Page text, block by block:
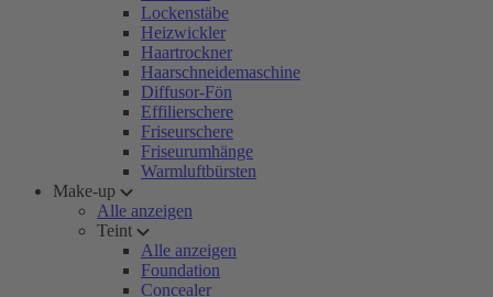
Lockenstäbe
Heizwickler
Haartrockner
Haarschneidemaschine
Diffusor-Fön
Effilierschere
Friseurschere
Friseurumhänge
Warmluftbürsten
Make-up
Alle anzeigen
Teint
Alle anzeigen
Foundation
Concealer